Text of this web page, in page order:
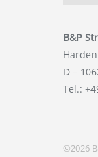
B&P
D –
Tel.:
©2026